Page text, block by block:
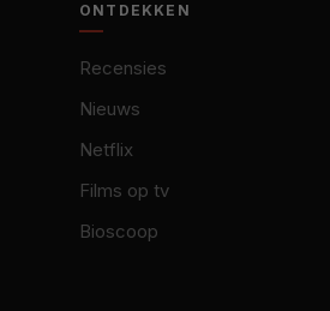
ONTDEKKEN
Recensies
Nieuws
Netflix
Films op tv
Bioscoop